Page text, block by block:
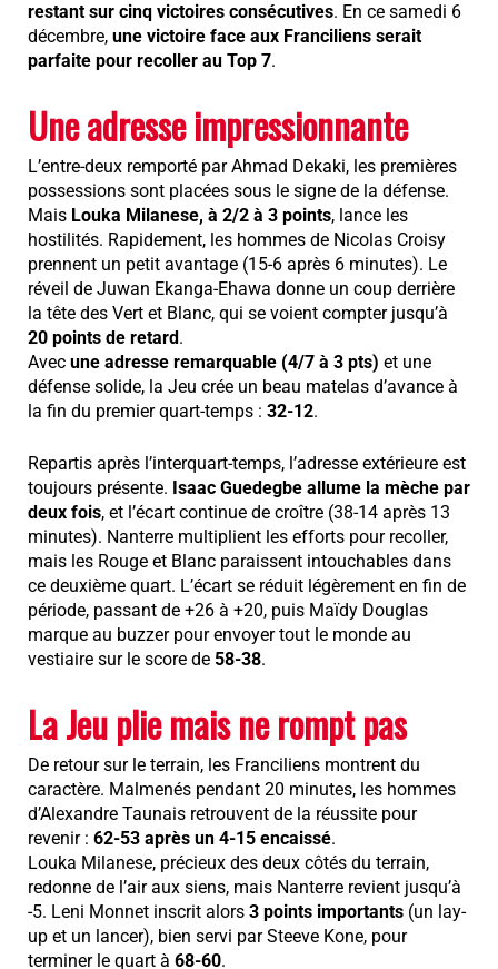
restant sur cinq victoires consécutives. En ce samedi 6
décembre, une victoire face aux Franciliens serait
parfaite pour recoller au Top 7.
Une adresse impressionnante
L’entre-deux remporté par Ahmad Dekaki, les premières
possessions sont placées sous le signe de la défense.
Mais Louka Milanese, à 2/2 à 3 points, lance les
hostilités. Rapidement, les hommes de Nicolas Croisy
prennent un petit avantage (15-6 après 6 minutes). Le
réveil de Juwan Ekanga-Ehawa donne un coup derrière
la tête des Vert et Blanc, qui se voient compter jusqu’à
20 points de retard .
Avec une adresse remarquable (4/7 à 3 pts) et une
défense solide, la Jeu crée un beau matelas d’avance à
la fin du premier quart-temps : 32-12.
Repartis après l’interquart-temps, l’adresse extérieure est
toujours présente. Isaac Guedegbe allume la mèche par
deux fois, et l’écart continue de croître (38-14 après 13
minutes). Nanterre multiplient les efforts pour recoller,
mais les Rouge et Blanc paraissent intouchables dans
ce deuxième quart. L’écart se réduit légèrement en fin de
période, passant de +26 à +20, puis Maïdy Douglas
marque au buzzer pour envoyer tout le monde au
vestiaire sur le score de 58-38.
La Jeu plie mais ne rompt pas
De retour sur le terrain, les Franciliens montrent du
caractère. Malmenés pendant 20 minutes, les hommes
d’Alexandre Taunais retrouvent de la réussite pour
revenir : 62-53 après un 4-15 encaissé.
Louka Milanese, précieux des deux côtés du terrain,
redonne de l’air aux siens, mais Nanterre revient jusqu’à
-5. Leni Monnet inscrit alors 3 points importants (un lay-
up et un lancer), bien servi par Steeve Kone, pour
terminer le quart à 68-60.